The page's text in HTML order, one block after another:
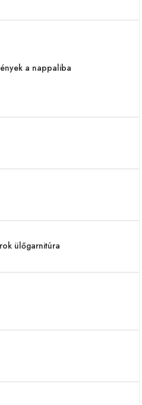
a nappaliba
ülőgarnitúra